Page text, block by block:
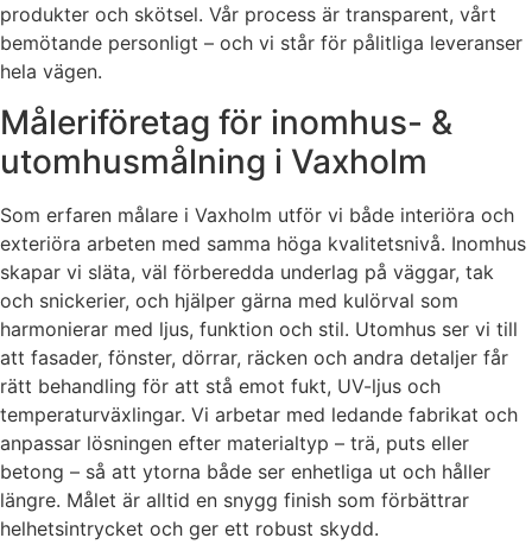
produkter och skötsel. Vår process är transparent, vårt
bemötande personligt – och vi står för pålitliga leveranser
hela vägen.
Måleriföretag för inomhus- &
utomhusmålning i Vaxholm
Som erfaren målare i Vaxholm utför vi både interiöra och
exteriöra arbeten med samma höga kvalitetsnivå. Inomhus
skapar vi släta, väl förberedda underlag på väggar, tak
och snickerier, och hjälper gärna med kulörval som
harmonierar med ljus, funktion och stil. Utomhus ser vi till
att fasader, fönster, dörrar, räcken och andra detaljer får
rätt behandling för att stå emot fukt, UV-ljus och
temperaturväxlingar. Vi arbetar med ledande fabrikat och
anpassar lösningen efter materialtyp – trä, puts eller
betong – så att ytorna både ser enhetliga ut och håller
längre. Målet är alltid en snygg finish som förbättrar
helhetsintrycket och ger ett robust skydd.